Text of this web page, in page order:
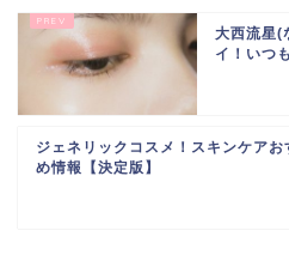
大西流星(
イ！いつ
ジェネリックコスメ！スキンケアお
め情報【決定版】